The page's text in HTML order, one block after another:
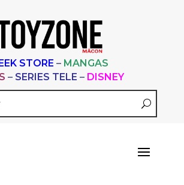
STORE – MANGAS
– SERIES TELE – DISNEY